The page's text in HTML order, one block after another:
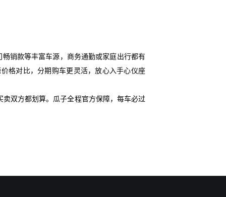
销款等丰富车源，商务通勤或家庭出行都有
格对比，分期购车更灵活，放心入手心仪座
双方都划算。瓜子全程官方保障，每车必过